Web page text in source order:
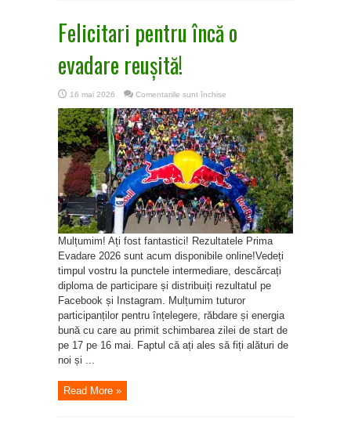
Felicitari pentru încă o
evadare reușită!
16 mai 2026 Comentariile sunt închise
pentru
încă
o
evadare
reușită!
Mulțumim! Ați fost fantastici! Rezultatele Prima
Evadare 2026 sunt acum disponibile online!Vedeți
timpul vostru la punctele intermediare, descărcați
diploma de participare și distribuiți rezultatul pe
Facebook și Instagram. Mulțumim tuturor
participanților pentru înțelegere, răbdare și energia
bună cu care au primit schimbarea zilei de start de
pe 17 pe 16 mai. Faptul că ați ales să fiți alături de
noi și ...
Read More »